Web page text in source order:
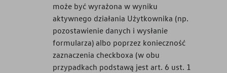
może być wyrażona w wyniku
aktywnego działania Użytkownika (np.
pozostawienie danych i wysłanie
formularza) albo poprzez konieczność
zaznaczenia checkboxa (w obu
przypadkach podstawą jest art. 6 ust. 1